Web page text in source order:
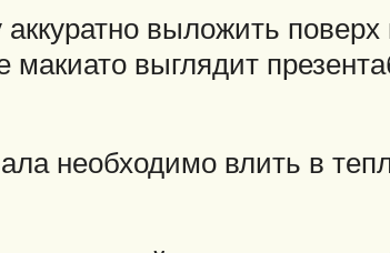
выложить поверх
макиато выглядит
необходимо влить в